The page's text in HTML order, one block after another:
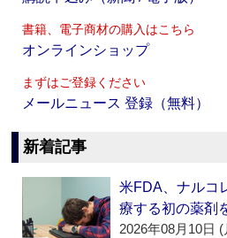
書籍、電子商材の購入はこちら
オンラインショップ
まずはご登録ください
メールニュース 登録（無料）
新着記事
米FDA、ナルコ
療する初の薬剤
2026年08月10日 (